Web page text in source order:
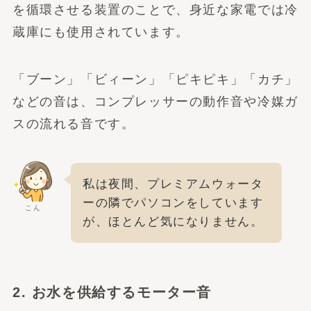
を循環させる装置のことで、身近な家電では冷
蔵庫にも使用されています。
「ブーン」「ビィーン」「ピキピキ」「カチ」
などの音は、コンプレッサーの動作音や冷媒ガ
スの流れる音です。
こん
私は夜間、プレミアムウォータ
ーの隣でパソコンをしています
が、ほとんど気になりません。
2. お水を供給するモーター音